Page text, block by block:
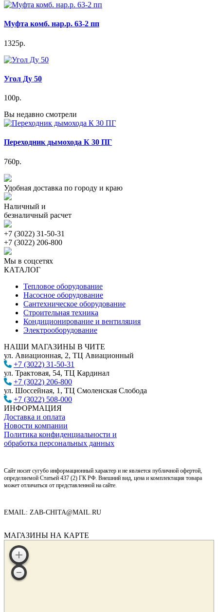
Муфта комб. нар.р. 63-2 пп
1325р.
Угол Ду 50
100р.
Вы недавно смотрели
Переходник дымохода К 30 ПГ
760р.
Удобная доставка по городу и краю
Наличный и
безналичный расчет
+7 (3022) 31-50-31
+7 (3022) 206-800
Мы в соцсетях
КАТАЛОГ
Тепловое оборудование
Насосное оборудование
Сантехническое оборудование
Строительная техника
Кондиционирование и вентиляция
Электрооборудование
НАШИ МАГАЗИНЫ В ЧИТЕ
ул. Авиационная, 2, ТЦ Авиационный
+7 (3022) 31-50-31
ул. Трактовая, 54, ТЦ Кардинал
+7 (3022) 206-800
ул. Шоссейная, 1, ТЦ Смоленская Слобода
+7 (3022) 508-000
ИНФОРМАЦИЯ
Доставка и оплата
Новости компании
Политика конфиденциальности и
обработка персональных данных
Сайт носит сугубо информационный характер и не является публичной офертой,
определяемой Статьей 437 (2) ГК РФ. Внешний вид, цена и комплектация товара
может отличаться от представленной на сайте.
EMAIL: ZAB-CHITA@MAIL.RU
МАГАЗИНЫ НА КАРТЕ